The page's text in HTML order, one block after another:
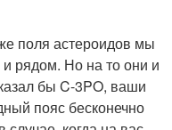
поля астероидов мы
рядом. Но на то они и
бы C-3PO, ваши
пояс бесконечно